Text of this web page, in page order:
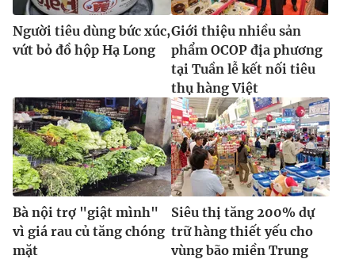
Người tiêu dùng bức xúc,
vứt bỏ đồ hộp Hạ Long
Giới thiệu nhiều sản
phẩm OCOP địa phương
tại Tuần lễ kết nối tiêu
thụ hàng Việt
Bà nội trợ "giật mình"
vì giá rau củ tăng chóng
mặt
Siêu thị tăng 200% dự
trữ hàng thiết yếu cho
vùng bão miền Trung